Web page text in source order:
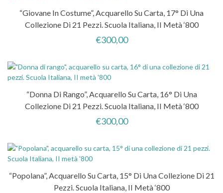
“Giovane In Costume”, Acquarello Su Carta, 17° Di Una
Collezione Di 21 Pezzi. Scuola Italiana, II Metà ‘800
€300,00
“Donna Di Rango”, Acquarello Su Carta, 16° Di Una
Collezione Di 21 Pezzi. Scuola Italiana, II Metà ‘800
€300,00
“Popolana”, Acquarello Su Carta, 15° Di Una Collezione Di 21
Pezzi. Scuola Italiana, II Metà ‘800